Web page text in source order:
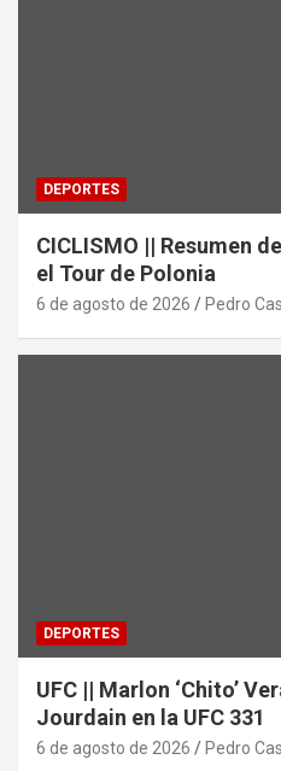
DEPORTES
CICLISMO || Resumen
el Tour de Polonia
6 de agosto de 2026 Pedro
DEPORTES
UFC || Marlon ‘Chito’
Jourdain en la UFC 331
6 de agosto de 2026 Pedro